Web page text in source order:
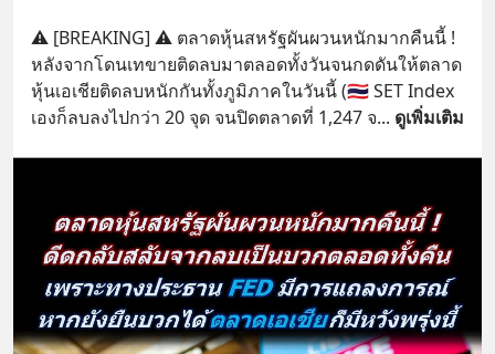
⚠️ [BREAKING] ⚠️ ตลาดหุ้นสหรัฐผันผวนหนักมากคืนนี้ !
หลังจากโดนเทขายติดลบมาตลอดทั้งวันจนกดดันให้ตลาด
หุ้นเอเชียติดลบหนักกันทั้งภูมิภาคในวันนี้ (🇹🇭 SET Index
เองก็ลบลงไปกว่า 20 จุด จนปิดตลาดที่ 1,247 จ... ดูเพิ่มเติม